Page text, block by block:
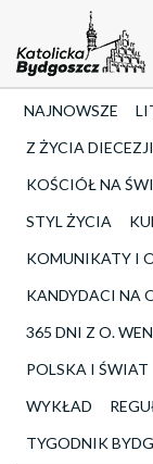
NAJNOWSZE
Z ŻYCIA DIECEZJI
KOŚCIÓŁ NA
STYL ŻYCIA
KOMUNIKATY I
KANDYDACI NA
365 DNI Z O.
POLSKA I ŚWIAT
WYKŁAD
TYGODNIK